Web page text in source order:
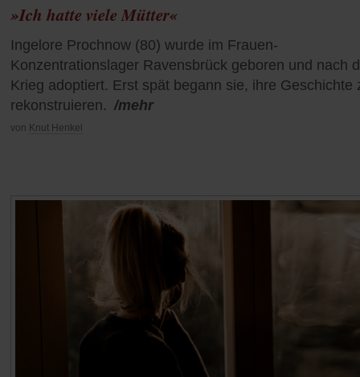
»Ich hatte viele Mütter«
Ingelore Prochnow (80) wurde im Frauen-
Konzentrationslager Ravensbrück geboren und nach
Krieg adoptiert. Erst spät begann sie, ihre Geschichte
rekonstruieren. /mehr
von Knut Henkel